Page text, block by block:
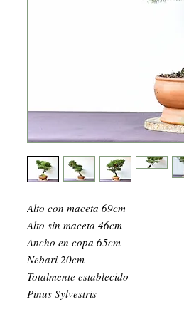
Alto con maceta 69cm
Alto sin maceta 46cm
Ancho en copa 65cm
Nebari 20cm
Totalmente establecido
Pinus Sylvestris